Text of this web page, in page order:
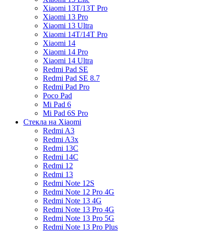
Xiaomi 13T/13T Pro
Xiaomi 13 Pro
Xiaomi 13 Ultra
Xiaomi 14T/14T Pro
Xiaomi 14
Xiaomi 14 Pro
Xiaomi 14 Ultra
Redmi Pad SE
Redmi Pad SE 8.7
Redmi Pad Pro
Poco Pad
Mi Pad 6
Mi Pad 6S Pro
Стекла на Xiaomi
Redmi A3
Redmi A3x
Redmi 13C
Redmi 14C
Redmi 12
Redmi 13
Redmi Note 12S
Redmi Note 12 Pro 4G
Redmi Note 13 4G
Redmi Note 13 Pro 4G
Redmi Note 13 Pro 5G
Redmi Note 13 Pro Plus